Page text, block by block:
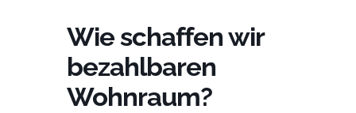
Wie schaffen wir
bezahlbaren
Wohnraum?